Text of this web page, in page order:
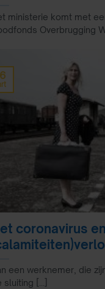
ministerie komt met
Overbrugging
coronavirus
een werknemer, die
sluiting [...]